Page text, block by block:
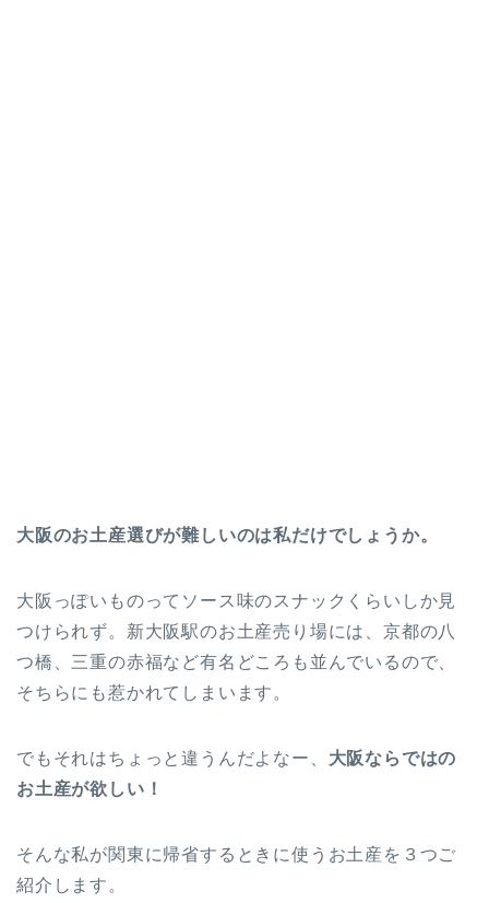
大阪のお土産選びが難しいのは私だけでしょうか。
大阪っぽいものってソース味のスナックくらいしか見
つけられず。新大阪駅のお土産売り場には、京都の八
つ橋、三重の赤福など有名どころも並んでいるので、
そちらにも惹かれてしまいます。
でもそれはちょっと違うんだよなー、 大阪ならではの
お土産が欲しい！
そんな私が関東に帰省するときに使うお土産を３つご
紹介します。